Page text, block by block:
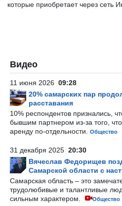
которые приобретает через сеть
Видео
11 июня 2026 09:28
20% самарских пар
расставания
10% респондентов признались,
бывшим партнером из-за того,
аренду по-отдельности.
Общество
31 декабря 2025 20:30
Вячеслав Федорищев
Самарской области с
Самарская область – это
трудолюбивые и талантливые
сильным характером.
Общество